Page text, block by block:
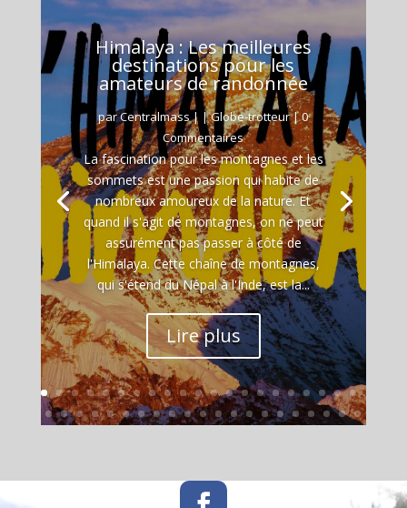
Himalaya : Les meilleures
destinations pour les
amateurs de randonnée
parCentralmass| |Globe-trotteur| 0
Commentaires
La fascination pour les montagnes et les
sommets est une passion qui habite de
nombreux amoureux de la nature. Et
quand il s'agit de montagnes, on ne peut
assurément pas passer à côté de
l'Himalaya. Cette chaîne de montagnes,
qui s'étend du Népal à l'Inde, est la...
Lire plus